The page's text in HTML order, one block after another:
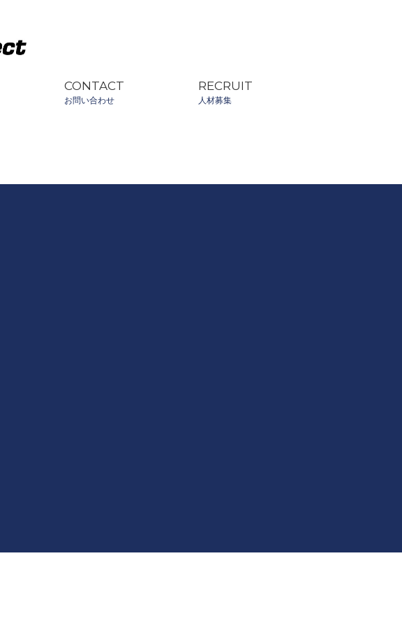
CONTACT
お問い合わせ
RECRUIT
人材募集